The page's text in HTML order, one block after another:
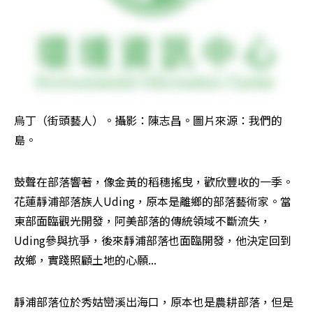
烏丁（街頭藝人）。攝影：陳志昌。圖片來源：我們的
島。
鼓聲在部落響著，像金黃的稻穗搖曳，歡欣豐收的一季。
花蓮靜浦部落族人Uding，原本是離鄉的部落藝術家。當
東部面臨觀光開發，阿美部落的傳統領域不斷流失，
Uding參與抗爭，後來靜浦部落也面臨開發，他決定回到
故鄉，實踐照顧土地的心願...
靜浦部落位於秀姑巒溪出海口，原本也是農耕部落，但是